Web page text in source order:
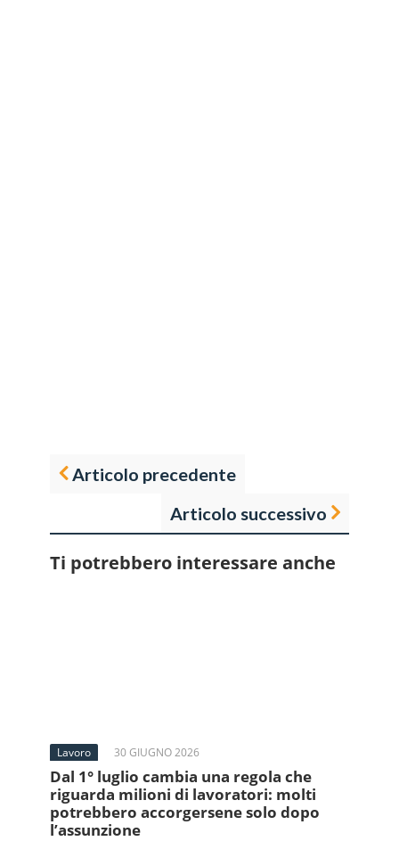
Articolo precedente
Articolo successivo
Ti potrebbero interessare anche
Lavoro 30 GIUGNO 2026
Dal 1° luglio cambia una regola che
riguarda milioni di lavoratori: molti
potrebbero accorgersene solo dopo
l’assunzione